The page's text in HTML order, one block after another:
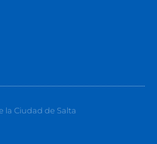
la Ciudad de Salta